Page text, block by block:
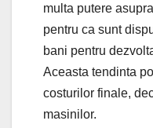
multa putere
pentru ca sunt
bani pentru
Aceasta tendinta
costurilor finale,
masinilor.